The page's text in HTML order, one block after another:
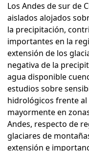
Los Andes de sur de
aislados alojados
la precipitación,
importantes en la
extensión de los
negativa de la
agua disponible
estudios sobre
hidrológicos frente
mayormente en
Andes, respecto de
glaciares de
extensión e